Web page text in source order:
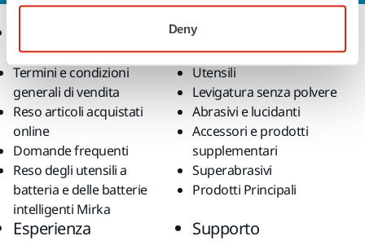
Deny
Termini e condizioni
generali di vendita
Reso articoli acquistati
online
Domande frequenti
Reso degli utensili a
batteria e delle batterie
intelligenti Mirka
Prodotti
Utensili
Levigatura senza polvere
Abrasivi e lucidanti
Accessori e prodotti
supplementari
Superabrasivi
Prodotti Principali
Esperienza Supporto